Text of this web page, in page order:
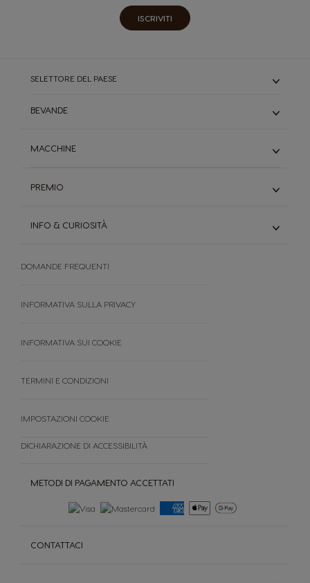
ISCRIVITI
SELETTORE DEL PAESE
BEVANDE
Cioccolata
Tè
MACCHINE
Genio S Plus
Mini Me
PREMIO
Inserisci i codici
INFO & CURIOSITÀ
Il mondo del caffè
Premio
METODI DI PAGAMENTO ACCETTATI
CONTATTACI
DOMANDE FREQUENTI
INFORMATIVA SULLA PRIVACY
INFORMATIVA SUI COOKIE
TERMINI E CONDIZIONI
IMPOSTAZIONI COOKIE
DICHIARAZIONE DI ACCESSIBILITÀ